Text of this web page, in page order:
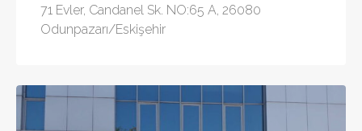
71 Evler, Candanel Sk. NO:65 A, 26080
Odunpazarı/Eskişehir